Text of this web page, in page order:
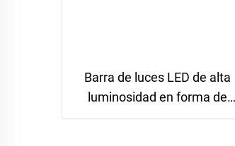
Barra de luces LED de alta
luminosidad en forma de
huevo de advertencia